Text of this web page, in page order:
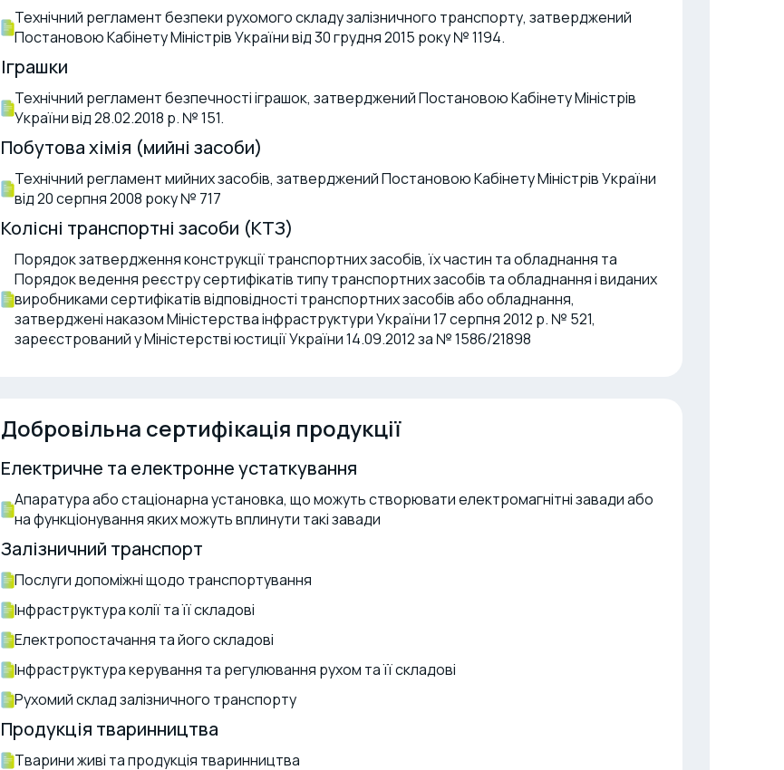
Технічний регламент безпеки рухомого складу залізничного транспорту, затверджений
Постановою Кабінету Міністрів України від 30 грудня 2015 року № 1194.
Іграшки
Технічний регламент безпечності іграшок, затверджений Постановою Кабінету Міністрів
України від 28.02.2018 р. № 151.
Побутова хімія (мийні засоби)
Технічний регламент мийних засобів, затверджений Постановою Кабінету Міністрів України
від 20 серпня 2008 року № 717
Колісні транспортні засоби (КТЗ)
Порядок затвердження конструкції транспортних засобів, їх частин та обладнання та
Порядок ведення реєстру сертифікатів типу транспортних засобів та обладнання і виданих
виробниками сертифікатів відповідності транспортних засобів або обладнання,
затверджені наказом Міністерства інфраструктури України 17 серпня 2012 р. № 521,
зареєстрований у Міністерстві юстиції України 14.09.2012 за № 1586/21898
Добровільна сертифікація продукції
Електричне та електронне устаткування
Апаратура або стаціонарна установка, що можуть створювати електромагнітні завади або
на функціонування яких можуть вплинути такі завади
Залізничний транспорт
Послуги допоміжні щодо транспортування
Інфраструктура колії та її складові
Електропостачання та його складові
Інфраструктура керування та регулювання рухом та її складові
Рухомий склад залізничного транспорту
Продукція тваринництва
Тварини живі та продукція тваринництва